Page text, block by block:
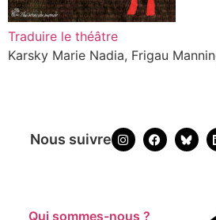
Traduire le théâtre
Karsky Marie Nadia, Frigau
Nous suivre
Qui sommes-nous ?